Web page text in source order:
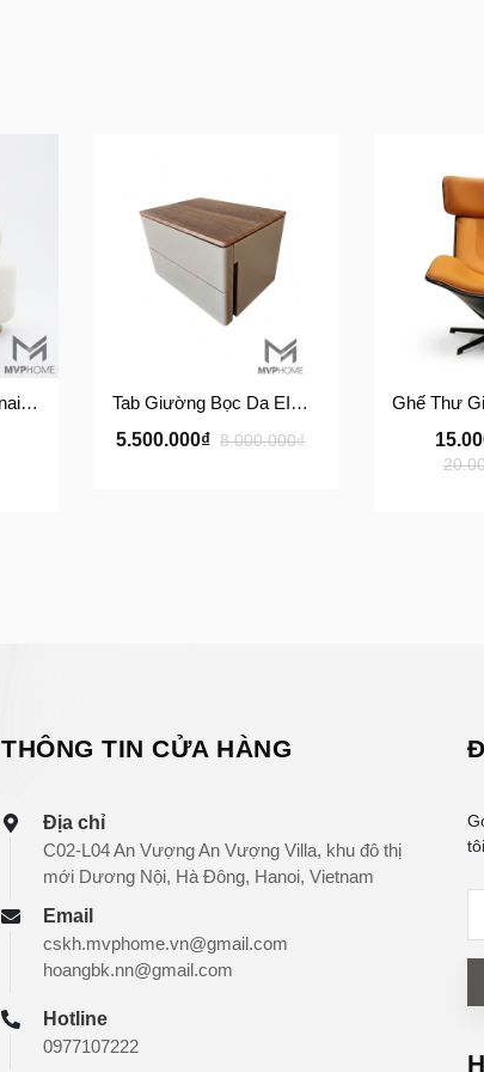
Ghế Thư Giãn Visionnaire Adele Armchair SFD11
Tab Giường Bọc Da EINES Nightstand Table TG122
5.500.000₫ 8.000.000₫
THÔNG TIN CỬA HÀNG
Địa chỉ
C02-L04 An Vượng An Vượng Villa, khu đô thị
mới Dương Nội, Hà Đông, Hanoi, Vietnam
Email
cskh.mvphome.vn@gmail.com
hoangbk.nn@gmail.com
Hotline
0977107222